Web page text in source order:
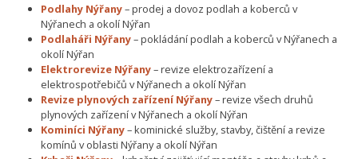
Podlahy Nýřany– prodej a dovoz podlah a koberců v
Nýřanech a okolí Nýřan
Podlaháři Nýřany– pokládání podlah a koberců v Nýřanech a
okolí Nýřan
Elektrorevize Nýřany– revize elektrozařízení a
elektrospotřebičů v Nýřanech a okolí Nýřan
Revize plynových zařízení Nýřany– revize všech druhů
plynových zařízení v Nýřanech a okolí Nýřan
Kominíci Nýřany– kominické služby, stavby, čištění a revize
komínů v oblasti Nýřany a okolí Nýřan